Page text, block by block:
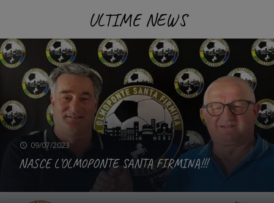
ULTIME NEWS
09/07/2023
NASCE L’OLMOPONTE SANTA FIRMINA!!!